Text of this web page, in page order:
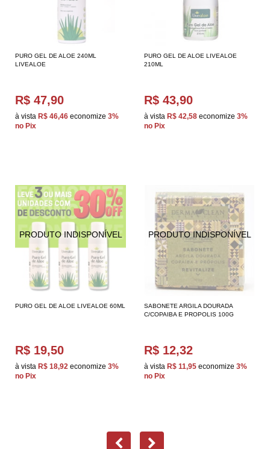
PURO GEL DE ALOE 240ML
LIVEALOE
R$ 47,90
à vista R$ 46,46 economize 3%
no Pix
PURO GEL DE ALOE LIVEALOE
210ML
R$ 43,90
à vista R$ 42,58 economize 3%
no Pix
PURO GEL DE ALOE LIVEALOE 60ML
R$ 19,50
à vista R$ 18,92 economize 3%
no Pix
SABONETE ARGILA DOURADA
C/COPAIBA E PROPOLIS 100G
R$ 12,32
à vista R$ 11,95 economize 3%
no Pix